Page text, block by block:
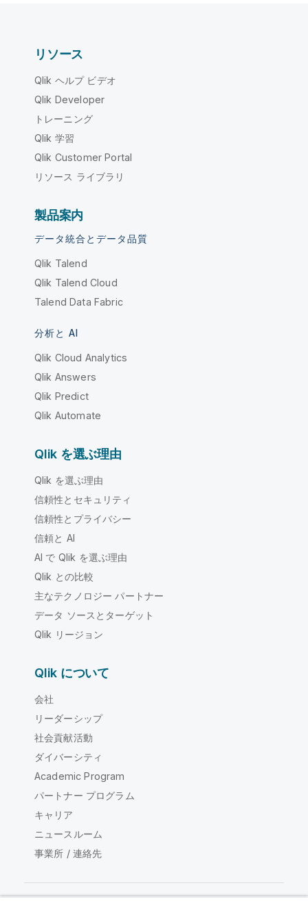
リソース
Qlik ヘルプ ビデオ
Qlik Developer
トレーニング
Qlik 学習
Qlik Customer Portal
リソース ライブラリ
製品案内
データ統合とデータ品質
Qlik Talend
Qlik Talend Cloud
Talend Data Fabric
分析と AI
Qlik Cloud Analytics
Qlik Answers
Qlik Predict
Qlik Automate
Qlik を選ぶ理由
Qlik を選ぶ理由
信頼性とセキュリティ
信頼性とプライバシー
信頼と AI
AI で Qlik を選ぶ理由
Qlik との比較
主なテクノロジー パートナー
データ ソースとターゲット
Qlik リージョン
Qlik について
会社
リーダーシップ
社会貢献活動
ダイバーシティ
Academic Program
パートナー プログラム
キャリア
ニュースルーム
事業所 / 連絡先